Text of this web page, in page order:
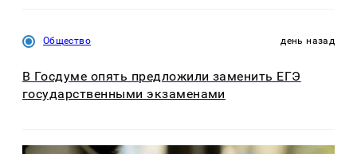
Общество день назад
В Госдуме опять предложили заменить ЕГЭ
государственными экзаменами